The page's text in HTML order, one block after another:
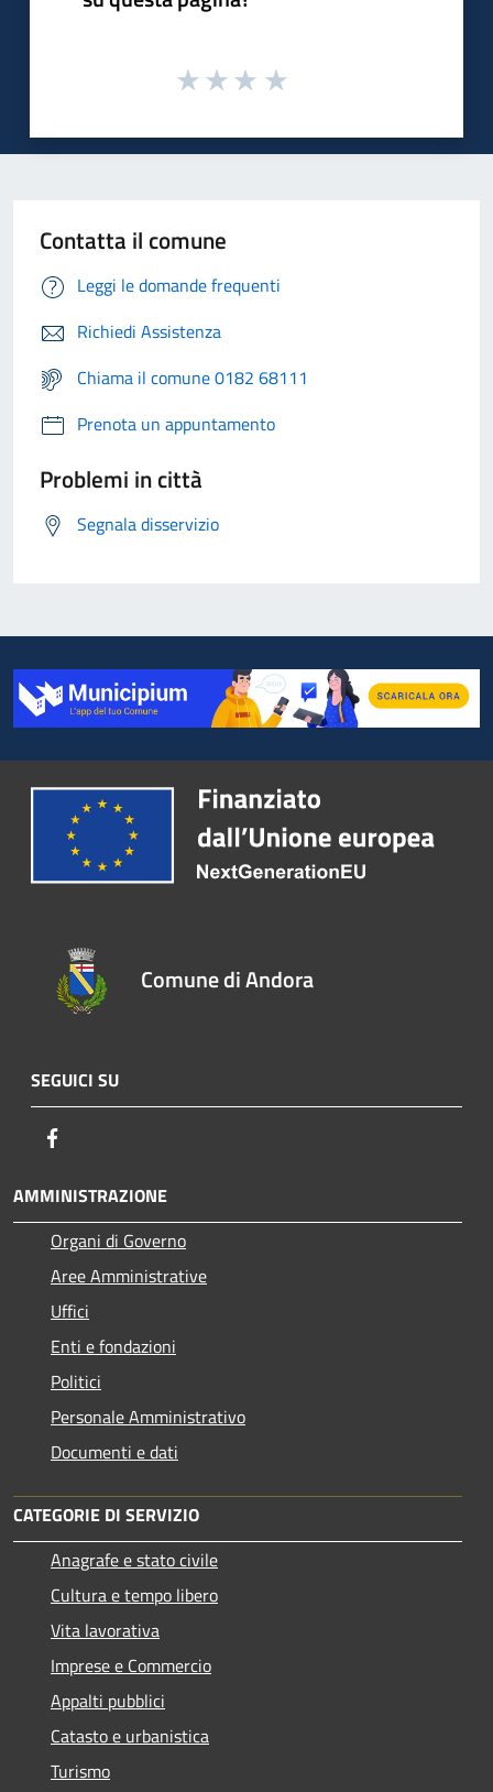
Contatta il comune
Leggi le domande frequenti
Richiedi Assistenza
Chiama il comune 0182 68111
Prenota un appuntamento
Problemi in città
Segnala disservizio
Comune di Andora
SEGUICI SU
AMMINISTRAZIONE
Organi di Governo
Aree Amministrative
Uffici
Enti e fondazioni
Politici
Personale Amministrativo
Documenti e dati
CATEGORIE DI SERVIZIO
Anagrafe e stato civile
Cultura e tempo libero
Vita lavorativa
Imprese e Commercio
Appalti pubblici
Catasto e urbanistica
Turismo